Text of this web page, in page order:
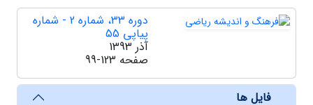
دوره 33، شماره 2 - شماره
پیاپی 55
آذر 1393
صفحه 99-123
فایل ها